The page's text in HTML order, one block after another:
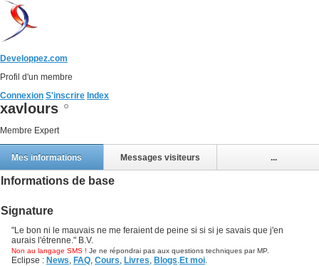
Developpez.com
Profil d'un membre
Connexion S'inscrire Index
xavlours
Membre Expert
Mes informations Messages visiteurs ...
Informations de base
Signature
"Le bon ni le mauvais ne me feraient de peine si si si je savais que j'en
aurais l'étrenne." B.V.
Non au langage SMS ! Je ne répondrai pas aux questions techniques par MP.
Eclipse : News FAQ Cours Livres Blogs Et moi